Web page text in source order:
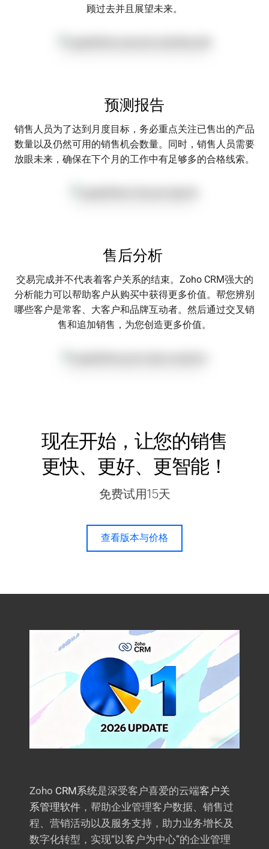
顾过去并且展望未来。
预测报告
销售人员为了达到月度目标，务必重点关注已售出的产品
数量以及仍然可用的销售机会数量。同时，销售人员需要
放眼未来，确保在下个月的工作中有足够多的合格线索。
售后分析
交易完成并不代表着客户关系的结束。Zoho CRM强大的
分析能力可以帮助客户从购买中获得更多价值。帮您辨别
哪些客户是常客、大客户和品牌互动者。然后通过交叉销
售和追加销售，为您创造更多价值。
现在开始，让您的销售
更快、更好、更智能！
免费试用15天
查看版本与价格
Zoho CRM系统是深受客户喜爱的云端客户关
系管理软件 ，帮助企业管理客户数据、销售过
程、营销活动以及服务支持，助力业务增长及
数字化转型，实现“以客户为中心”的企业管理